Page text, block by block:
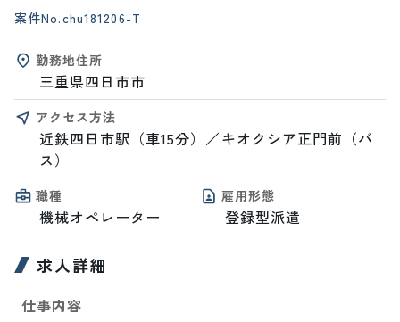
案件No.chu181206-T
勤務地住所
三重県四日市市
アクセス方法
近鉄四日市駅（車15分）／キオクシア正門前（バ
ス）
職種
機械オペレーター
雇用形態
登録型派遣
求人詳細
仕事内容